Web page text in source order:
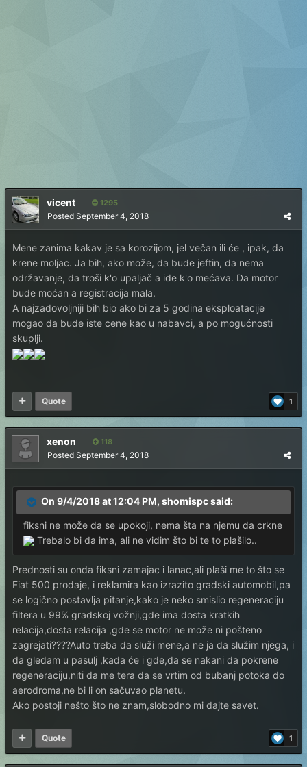
vicent 1295
Posted September 4, 2018
Mene zanima kakav je sa korozijom, jel večan ili će , ipak, da
krene moljac. Ja bih, ako može, da bude jeftin, da nema
održavanje, da troši k'o upaljač a ide k'o mećava. Da motor
bude moćan a registracija mala.
A najzadovoljniji bih bio ako bi za 5 godina eksploatacije
mogao da bude iste cene kao u nabavci, a po mogućnosti
skuplji.
1
Quote
xenon 118
Posted September 4, 2018
On 9/4/2018 at 12:04 PM, shomispc said:
fiksni ne može da se upokoji, nema šta na njemu da crkne
Trebalo bi da ima, ali ne vidim što bi te to plašilo..
Prednosti su onda fiksni zamajac i lanac,ali plaši me to što se
Fiat 500 prodaje, i reklamira kao izrazito gradski automobil,pa
se logično postavlja pitanje,kako je neko smislio regeneraciju
filtera u 99% gradskoj vožnji,gde ima dosta kratkih
relacija,dosta relacija ,gde se motor ne može ni pošteno
zagrejati????Auto treba da služi mene,a ne ja da služim njega, i
da gledam u pasulj ,kada će i gde,da se nakani da pokrene
regeneraciju,niti da me tera da se vrtim od bubanj potoka do
aerodroma,ne bi li on sačuvao planetu.
Ako postoji nešto što ne znam,slobodno mi dajte savet.
1
Quote